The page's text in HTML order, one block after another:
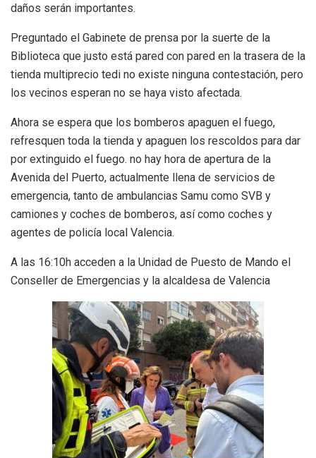
daños serán importantes.
Preguntado el Gabinete de prensa por la suerte de la
Biblioteca que justo está pared con pared en la trasera de la
tienda multiprecio tedi no existe ninguna contestación, pero
los vecinos esperan no se haya visto afectada.
Ahora se espera que los bomberos apaguen el fuego,
refresquen toda la tienda y apaguen los rescoldos para dar
por extinguido el fuego. no hay hora de apertura de la
Avenida del Puerto, actualmente llena de servicios de
emergencia, tanto de ambulancias Samu como SVB y
camiones y coches de bomberos, así como coches y
agentes de policía local Valencia.
A las 16:10h acceden a la Unidad de Puesto de Mando el
Conseller de Emergencias y la alcaldesa de Valencia